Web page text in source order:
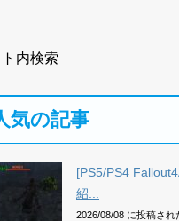
内検索
気の記事
[PS5/PS4
紹...
2026/08/08 に投稿され